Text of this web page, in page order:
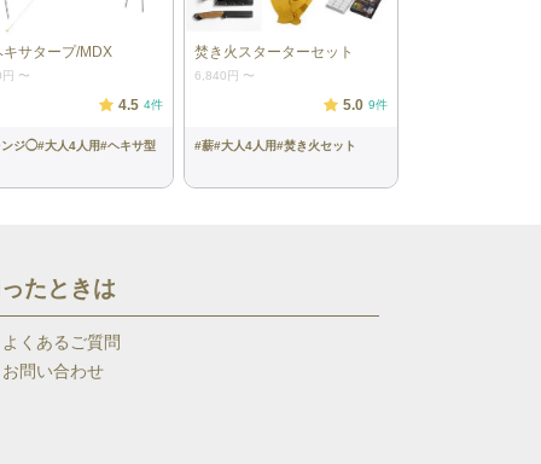
キサタープ/MDX
〜
4.5 4件
ンジ◯#大人4人用#ヘキサ型
焚き火スターターセット
6,840円 〜
5.0 9件
#薪#大人4人用#焚き火セット
たときは
よくあるご質問
お問い合わせ